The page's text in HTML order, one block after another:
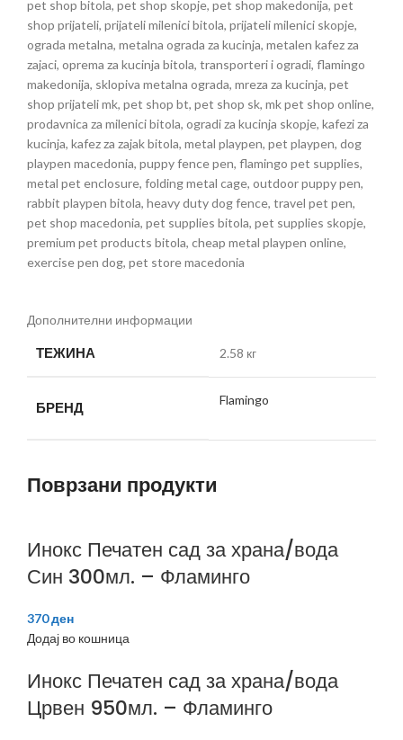
pet shop bitola, pet shop skopje, pet shop makedonija, pet
shop prijateli, prijateli milenici bitola, prijateli milenici skopje,
ograda metalna, metalna ograda za kucinja, metalen kafez za
zajaci, oprema za kucinja bitola, transporteri i ogradi, flamingo
makedonija, sklopiva metalna ograda, mreza za kucinja, pet
shop prijateli mk, pet shop bt, pet shop sk, mk pet shop online,
prodavnica za milenici bitola, ogradi za kucinja skopje, kafezi za
kucinja, kafez za zajak bitola, metal playpen, pet playpen, dog
playpen macedonia, puppy fence pen, flamingo pet supplies,
metal pet enclosure, folding metal cage, outdoor puppy pen,
rabbit playpen bitola, heavy duty dog fence, travel pet pen,
pet shop macedonia, pet supplies bitola, pet supplies skopje,
premium pet products bitola, cheap metal playpen online,
exercise pen dog, pet store macedonia
Дополнителни информации
ТЕЖИНА 2.58 кг
БРЕНД Flamingo
Поврзани продукти
Инокс Печатен сад за храна/вода
Син 300мл. – Фламинго
370ден
Додај во кошница
Инокс Печатен сад за храна/вода
Црвен 950мл. – Фламинго